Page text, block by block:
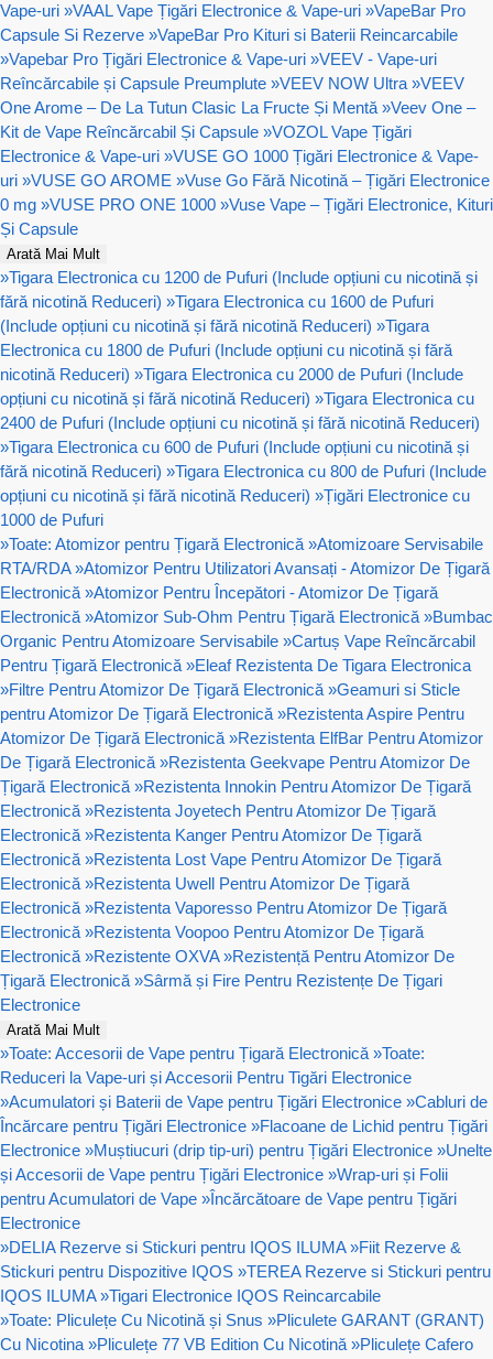
Vape-uri »VAAL Vape Țigări Electronice & Vape-uri »VapeBar Pro
Capsule Si Rezerve »VapeBar Pro Kituri si Baterii Reincarcabile
»Vapebar Pro Țigări Electronice & Vape-uri »VEEV - Vape-uri
Reîncărcabile și Capsule Preumplute »VEEV NOW Ultra »VEEV
One Arome – De La Tutun Clasic La Fructe Și Mentă »Veev One –
Kit de Vape Reîncărcabil Și Capsule »VOZOL Vape Țigări
Electronice & Vape-uri »VUSE GO 1000 Țigări Electronice & Vape-
uri »VUSE GO AROME »Vuse Go Fără Nicotină – Țigări Electronice
0 mg »VUSE PRO ONE 1000 »Vuse Vape – Țigări Electronice, Kituri
Și Capsule
Arată Mai Mult
»Tigara Electronica cu 1200 de Pufuri (Include opțiuni cu nicotină și
fără nicotină Reduceri) »Tigara Electronica cu 1600 de Pufuri
(Include opțiuni cu nicotină și fără nicotină Reduceri) »Tigara
Electronica cu 1800 de Pufuri (Include opțiuni cu nicotină și fără
nicotină Reduceri) »Tigara Electronica cu 2000 de Pufuri (Include
opțiuni cu nicotină și fără nicotină Reduceri) »Tigara Electronica cu
2400 de Pufuri (Include opțiuni cu nicotină și fără nicotină Reduceri)
»Tigara Electronica cu 600 de Pufuri (Include opțiuni cu nicotină și
fără nicotină Reduceri) »Tigara Electronica cu 800 de Pufuri (Include
opțiuni cu nicotină și fără nicotină Reduceri) »Țigări Electronice cu
1000 de Pufuri
»Toate: Atomizor pentru Țigară Electronică »Atomizoare Servisabile
RTA/RDA »Atomizor Pentru Utilizatori Avansați - Atomizor De Țigară
Electronică »Atomizor Pentru Începători - Atomizor De Țigară
Electronică »Atomizor Sub-Ohm Pentru Țigară Electronică »Bumbac
Organic Pentru Atomizoare Servisabile »Cartuș Vape Reîncărcabil
Pentru Țigară Electronică »Eleaf Rezistenta De Tigara Electronica
»Filtre Pentru Atomizor De Țigară Electronică »Geamuri si Sticle
pentru Atomizor De Țigară Electronică »Rezistenta Aspire Pentru
Atomizor De Țigară Electronică »Rezistenta ElfBar Pentru Atomizor
De Țigară Electronică »Rezistenta Geekvape Pentru Atomizor De
Țigară Electronică »Rezistenta Innokin Pentru Atomizor De Țigară
Electronică »Rezistenta Joyetech Pentru Atomizor De Țigară
Electronică »Rezistenta Kanger Pentru Atomizor De Țigară
Electronică »Rezistenta Lost Vape Pentru Atomizor De Țigară
Electronică »Rezistenta Uwell Pentru Atomizor De Țigară
Electronică »Rezistenta Vaporesso Pentru Atomizor De Țigară
Electronică »Rezistenta Voopoo Pentru Atomizor De Țigară
Electronică »Rezistente OXVA »Rezistență Pentru Atomizor De
Țigară Electronică »Sârmă și Fire Pentru Rezistențe De Țigari
Electronice
Arată Mai Mult
»Toate: Accesorii de Vape pentru Țigară Electronică »Toate:
Reduceri la Vape-uri și Accesorii Pentru Tigări Electronice
»Acumulatori și Baterii de Vape pentru Țigări Electronice »Cabluri de
Încărcare pentru Țigări Electronice »Flacoane de Lichid pentru Țigări
Electronice »Muștiucuri (drip tip-uri) pentru Țigări Electronice »Unelte
și Accesorii de Vape pentru Țigări Electronice »Wrap-uri și Folii
pentru Acumulatori de Vape »Încărcătoare de Vape pentru Țigări
Electronice
»DELIA Rezerve si Stickuri pentru IQOS ILUMA »Fiit Rezerve &
Stickuri pentru Dispozitive IQOS »TEREA Rezerve si Stickuri pentru
IQOS ILUMA »Tigari Electronice IQOS Reincarcabile
»Toate: Pliculețe Cu Nicotină și Snus »Pliculete GARANT (GRANT)
Cu Nicotina »Pliculețe 77 VB Edition Cu Nicotină »Pliculețe Cafero